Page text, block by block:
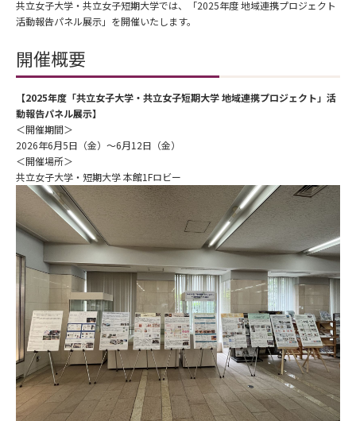
共立女子大学・共立女子短期大学では、「2025年度 地域連携プロジェクト
活動報告パネル展示」を開催いたします。
開催概要
【2025年度「共立女子大学・共立女子短期大学 地域連携プロジェクト」活
動報告パネル展示】
＜開催期間＞
2026年6月5日（金）～6月12日（金）
＜開催場所＞
共立女子大学・短期大学 本館1Fロビー